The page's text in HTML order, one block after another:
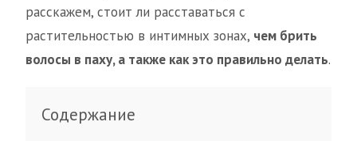
расскажем, стоит ли расставаться с
растительностью в интимных зонах, чем брить
волосы в паху, а также как это правильно делать.
Содержание